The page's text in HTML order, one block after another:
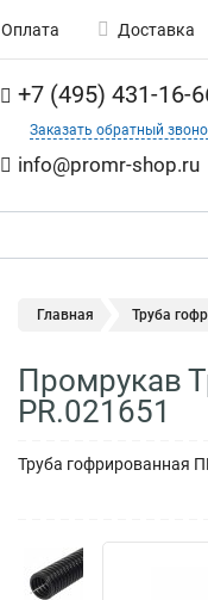
Оплата Доставка
+7 (495) 431-16-
Заказать обратный
info@promr-shop.ru
Главная Труба
Промрукав
PR.021651
Труба гофрированная